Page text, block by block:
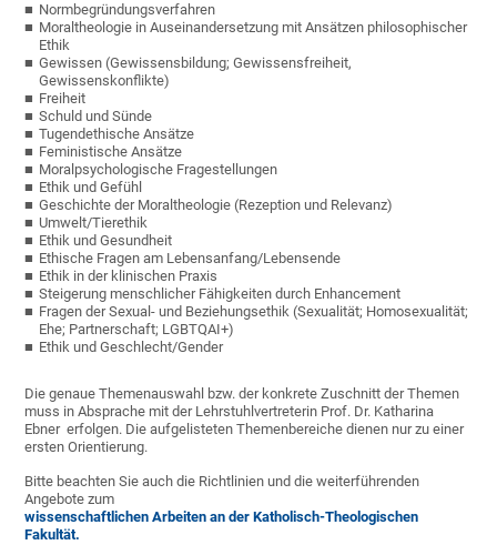
Normbegründungsverfahren
Moraltheologie in Auseinandersetzung mit Ansätzen philosophischer
Ethik
Gewissen (Gewissensbildung; Gewissensfreiheit,
Gewissenskonflikte)
Freiheit
Schuld und Sünde
Tugendethische Ansätze
Feministische Ansätze
Moralpsychologische Fragestellungen
Ethik und Gefühl
Geschichte der Moraltheologie (Rezeption und Relevanz)
Umwelt/Tierethik
Ethik und Gesundheit
Ethische Fragen am Lebensanfang/Lebensende
Ethik in der klinischen Praxis
Steigerung menschlicher Fähigkeiten durch Enhancement
Fragen der Sexual- und Beziehungsethik (Sexualität; Homosexualität;
Ehe; Partnerschaft; LGBTQAI+)
Ethik und Geschlecht/Gender
Die genaue Themenauswahl bzw. der konkrete Zuschnitt der Themen
muss in Absprache mit der Lehrstuhlvertreterin Prof. Dr. Katharina
Ebner erfolgen. Die aufgelisteten Themenbereiche dienen nur zu einer
ersten Orientierung.
Bitte beachten Sie auch die Richtlinien und die weiterführenden
Angebote zum
wissenschaftlichen Arbeiten an der Katholisch-Theologischen
Fakultät.